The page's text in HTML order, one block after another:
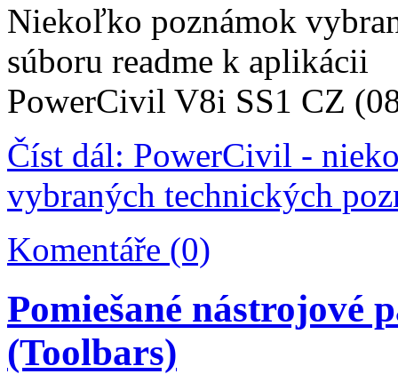
Niekoľko poznámok
súboru readme k aplikácii
PowerCivil V8i SS1 CZ
Číst dál: PowerCivil -
vybraných technických
Komentáře (0)
Pomiešané nástrojové
(Toolbars)